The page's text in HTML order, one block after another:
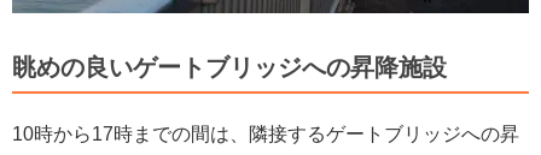
眺めの良いゲートブリッジへの昇降施設
10時から17時までの間は、隣接するゲートブリッジへの昇